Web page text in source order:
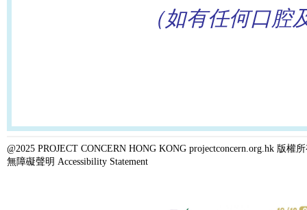
（如有任何口
@2025 PROJECT CONCERN HONG KONG projectconcern.org.hk 版權
無障礙聲明 Accessibility Statement